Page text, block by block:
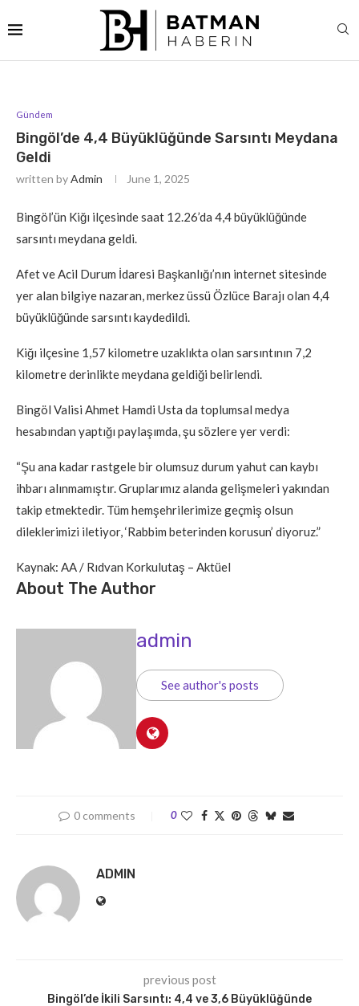
Gündem
Bingöl’de 4,4 Büyüklüğünde Sarsıntı Meydana
Geldi
written byAdmin June 1, 2025
Bingöl’ün Kiğı ilçesinde saat 12.26’da 4,4 büyüklüğünde
sarsıntı meydana geldi.
Afet ve Acil Durum İdaresi Başkanlığı’nın internet sitesinde
yer alan bilgiye nazaran, merkez üssü Özlüce Barajı olan 4,4
büyüklüğünde sarsıntı kaydedildi.
Kiğı ilçesine 1,57 kilometre uzaklıkta olan sarsıntının 7,2
kilometre derinlikte meydana geldiği belirlendi.
Bingöl Valisi Ahmet Hamdi Usta da toplumsal medya
hesabından yaptığı paylaşımda, şu sözlere yer verdi:
“Şu ana kadar rastgele bir olumsuz durum yahut can kaybı
ihbarı alınmamıştır. Gruplarımız alanda gelişmeleri yakından
takip etmektedir. Tüm hemşehrilerimize geçmiş olsun
dileklerimizi iletiyor, ‘Rabbim beterinden korusun’ diyoruz.”
Kaynak: AA / Rıdvan Korkulutaş – Aktüel
About The Author
admin
See author's posts
0 comments 0
ADMIN
previous post
Bingöl’de İkili Sarsıntı: 4,4 ve 3,6 Büyüklüğünde